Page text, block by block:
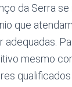
da Serra
que
mesmo